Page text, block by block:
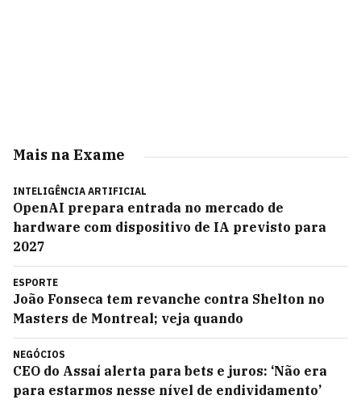
Mais na Exame
INTELIGÊNCIA ARTIFICIAL
OpenAI prepara entrada no mercado de
hardware com dispositivo de IA previsto para
2027
ESPORTE
João Fonseca tem revanche contra Shelton no
Masters de Montreal; veja quando
NEGÓCIOS
CEO do Assaí alerta para bets e juros: ‘Não era
para estarmos nesse nível de endividamento’